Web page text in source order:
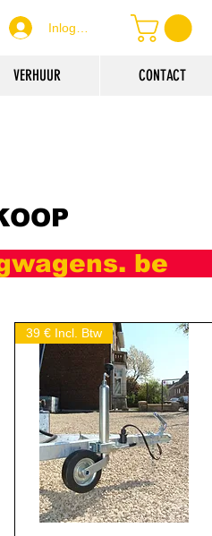
Inloggen
VERHUUR CONTACT
be
39 € Incl. Btw